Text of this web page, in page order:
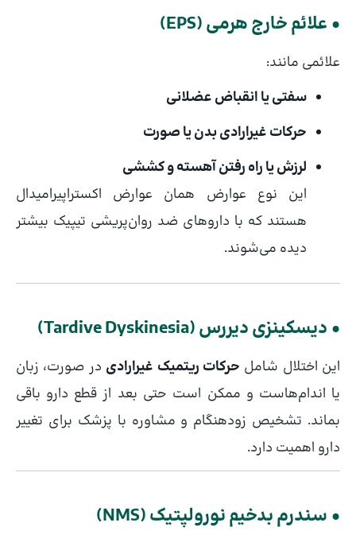
• علائم خارج هرمی (EPS)
علائمی مانند:
سفتی یا انقباض عضلانی
حرکات غیرارادی بدن یا صورت
لرزش یا راه رفتن آهسته و کششی
این نوع عوارض همان عوارض اکستراپیرامیدال
هستند که با داروهای ضد روان‌پریشی تیپیک بیشتر
دیده می‌شوند.
• دیسکینزی دیررس (Tardive Dyskinesia)
این اختلال شامل حرکات ریتمیک غیرارادی در صورت، زبان
یا اندام‌هاست و ممکن است حتی بعد از قطع دارو باقی
بماند. تشخیص زودهنگام و مشاوره با پزشک برای تغییر
دارو اهمیت دارد.
• سندرم بدخیم نورولپتیک (NMS)